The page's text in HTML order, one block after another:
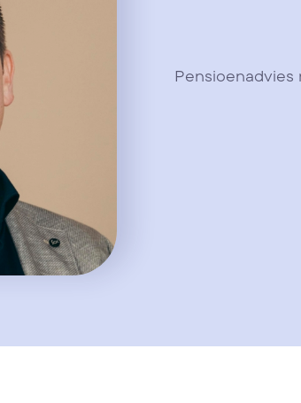
Pensioenadvies